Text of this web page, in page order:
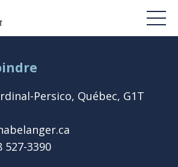
Persico, Québec, G1T
527-3390